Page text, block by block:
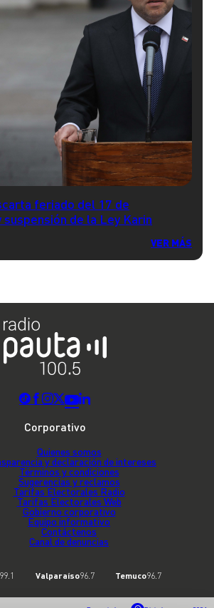
feriado del 17 de
de la Ley Karin
VER MÁS
Corporativo
Quienes somos
y declaración de intereses
Términos y condiciones
Sugerencias y reclamos
Tarifas Electorales Radio
Tarifas Electorales Web
Gobierno corporativo
Equipo informativo
Contáctenos
Canal de denuncias
99.1 Valparaíso96.7 Temuco96.7